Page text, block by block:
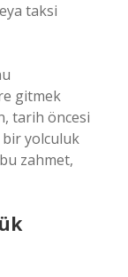
taksi
gitmek
tarih öncesi
bir yolculuk
zahmet,